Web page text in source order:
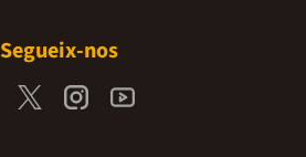
Segueix-nos